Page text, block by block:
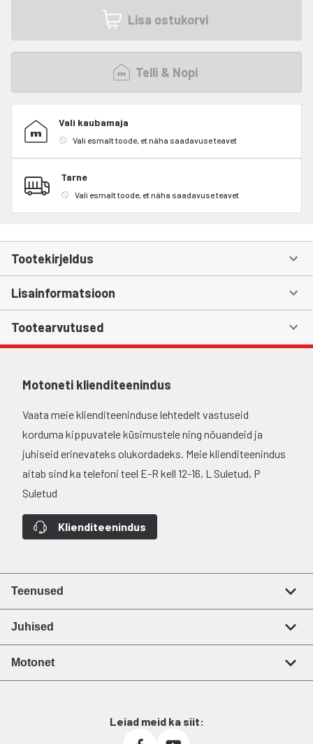
Lisa ostukorvi
Telli & Nopi
Vali kaubamaja
Vali esmalt toode, et näha saadavuse teavet
Tarne
Vali esmalt toode, et näha saadavuse teavet
Tootekirjeldus
Lisainformatsioon
Tootearvutused
Motoneti klienditeenindus
Vaata meie klienditeeninduse lehtedelt vastuseid
korduma kippuvatele küsimustele ning nõuandeid ja
juhiseid erinevateks olukordadeks. Meie klienditeenindus
aitab sind ka telefoni teel E-R kell 12-16, L Suletud, P
Suletud
Klienditeenindus
Teenused
Juhised
Motonet
Leiad meid ka siit: